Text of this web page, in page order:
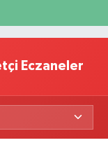
Eczaneler